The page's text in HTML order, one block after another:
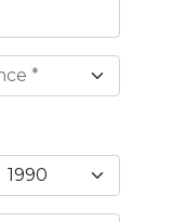
*